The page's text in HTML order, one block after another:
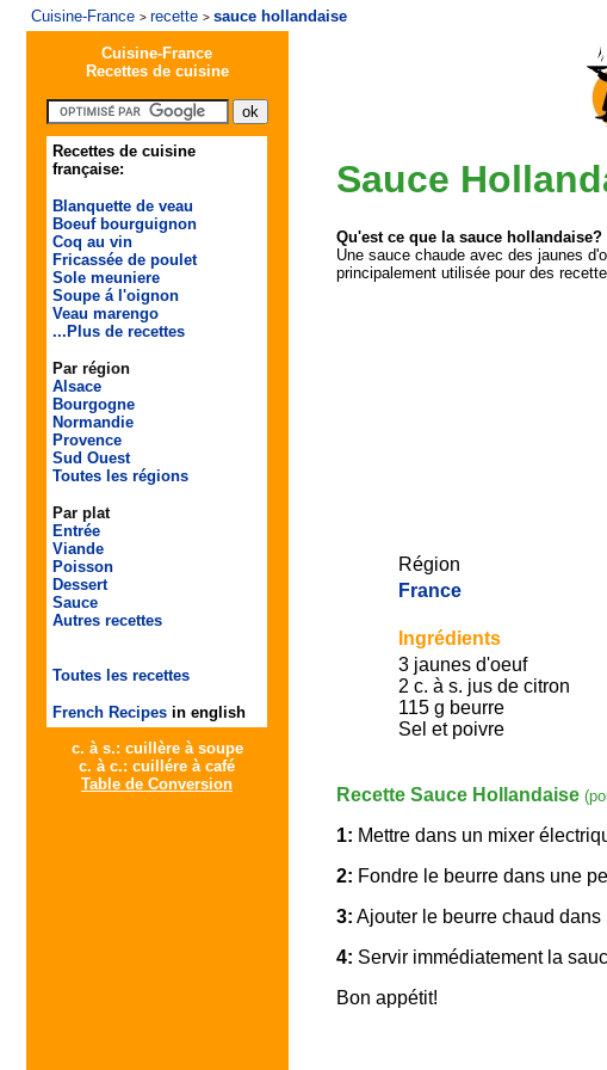
Cuisine-France > recette > sauce hollandaise
Cuisine-France
Recettes de cuisine
Recettes de cuisine
française:
Blanquette de veau
Boeuf bourguignon
Coq au vin
Fricassée de poulet
Sole meuniere
Soupe á l'oignon
Veau marengo
...Plus de recettes
Par région
Alsace
Bourgogne
Normandie
Provence
Sud Ouest
Toutes les régions
Par plat
Entrée
Viande
Poisson
Dessert
Sauce
Autres recettes
Toutes les recettes
French Recipes in english
c. à s.: cuillère à soupe
c. à c.: cuillére à café
Table de Conversion
Sauce
Qu'est ce que la sauce hollandaise?
Une sauce chaude avec des jaunes
principalement utilisée pour des
Région
France
Ingrédients
3 jaunes d'oeuf
2 c. à s. jus de citron
115 g beurre
Sel et poivre
Recette Sauce Hollandaise
1: Mettre dans un mixer
2: Fondre le beurre dans une
3: Ajouter le beurre chaud
4: Servir immédiatement la
Bon appétit!